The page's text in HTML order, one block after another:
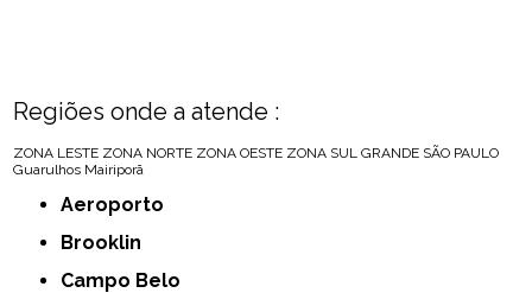
Regiões onde a atende :
ZONA LESTE ZONA NORTE ZONA OESTE ZONA SUL GRANDE SÃO PAULO
Guarulhos Mairiporã
Aeroporto
Brooklin
Campo Belo